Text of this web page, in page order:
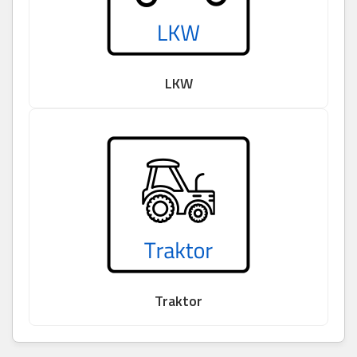
LKW
Traktor